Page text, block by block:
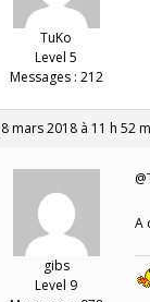
TuKo
Level 5
Messages : 212
mars 2018 à 11 h 52
gibs
Level 9
A